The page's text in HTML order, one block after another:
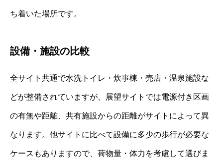
ち着いた場所です。
設備・施設の比較
全サイト共通で水洗トイレ・炊事棟・売店・温泉施設な
どが整備されていますが、展望サイトでは電源付き区画
の有無や距離、共有施設からの距離がサイトによって異
なります。他サイトに比べて設備に多少の歩行が必要な
ケースもありますので、荷物量・体力を考慮して選びま